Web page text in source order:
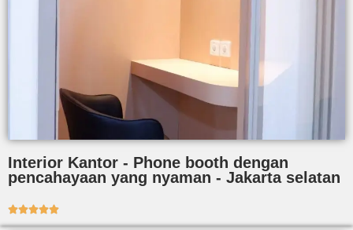
Interior Kantor - Phone booth dengan
pencahayaan yang nyaman - Jakarta selatan
